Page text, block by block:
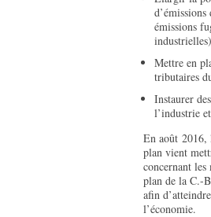
émissions
Mettre en
tributaires
Instaurer
l’industrie
En août 2016,
plan vient
concernant
plan de la C.-
afin
l’économie.